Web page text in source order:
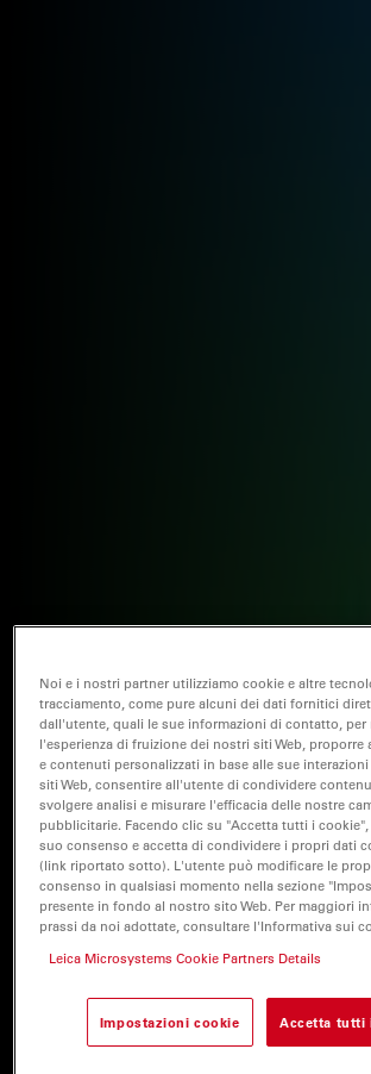
Noi e i nostri partner utilizziamo cookie e altre
tracciamento, come pure alcuni dei dati fornitici
dall'utente, quali le sue informazioni di contatto, per
l'esperienza di fruizione dei nostri siti Web,
e contenuti personalizzati in base alle sue
siti Web, consentire all'utente di condividere
svolgere analisi e misurare l'efficacia delle nostre
pubblicitarie. Facendo clic su "Accetta tutti i
suo consenso e accetta di condividere i propri dati
(link riportato sotto). L'utente può modificare le
consenso in qualsiasi momento nella sezione
presente in fondo al nostro sito Web. Per maggiori
prassi da noi adottate, consultare l'Informativa sui
Leica Microsystems Cookie Partners Details
Impostazioni cookie Accetta tutti